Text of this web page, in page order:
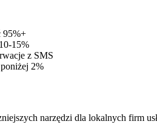
95%+
15%
z SMS
2%
narzędzi dla lokalnych firm